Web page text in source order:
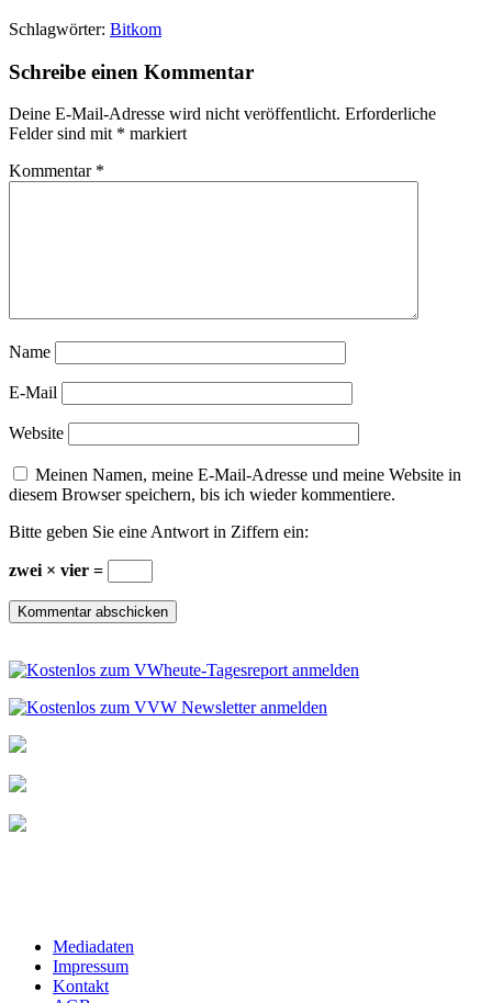
Schlagwörter: Bitkom
Schreibe einen Kommentar
Deine E-Mail-Adresse wird nicht veröffentlicht. Erforderliche
Felder sind mit * markiert
Kommentar *
Name
E-Mail
Website
Meinen Namen, meine E-Mail-Adresse und meine Website in
diesem Browser speichern, bis ich wieder kommentiere.
Bitte geben Sie eine Antwort in Ziffern ein:
zwei × vier =
Mediadaten
Impressum
Kontakt